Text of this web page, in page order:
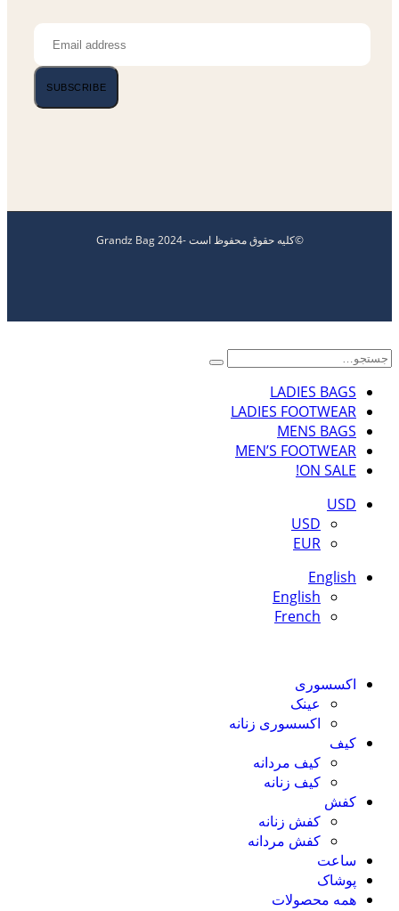
SUBSCRIBE
©کلیه حقوق محفوظ است -2024 Grandz Bag
LADIES BAGS
LADIES FOOTWEAR
MENS BAGS
MEN’S FOOTWEAR
ON SALE!
USD
USD
EUR
English
English
French
اکسسوری
عینک
اکسسوری زنانه
کیف
کیف مردانه
کیف زنانه
کفش
کفش زنانه
کفش مردانه
ساعت
پوشاک
همه محصولات